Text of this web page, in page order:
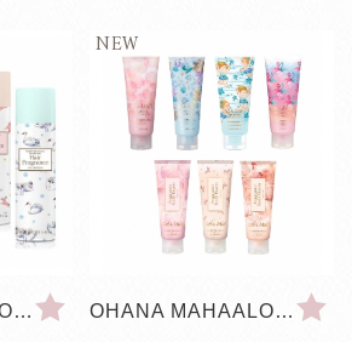
OHANA MAHAALO 乾冰順髮霧 OHANA MAHAALO 極凍/涼感冰沙